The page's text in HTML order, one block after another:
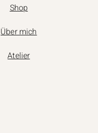
Shop
Über mich
Atelier